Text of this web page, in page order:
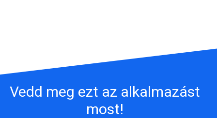
Vedd meg ezt az alkalmazást
most!